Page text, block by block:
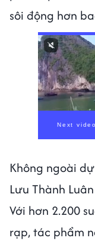
sôi động hơn
Next
Không ngoài
Lưu Thành
Với hơn 2.200
rạp, tác phẩm